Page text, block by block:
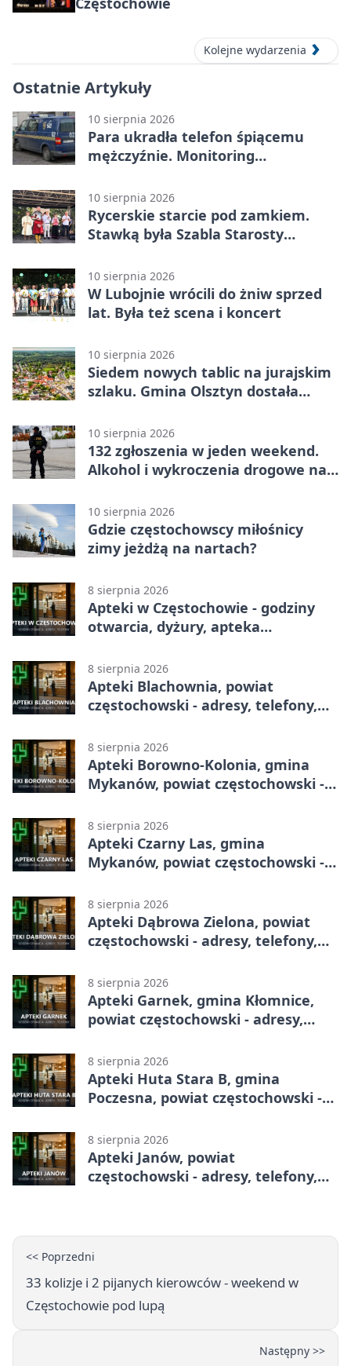
Kolejne wydarzenia
Ostatnie Artykuły
10 sierpnia 2026
Para ukradła telefon śpiącemu
mężczyźnie. Monitoring
10 sierpnia 2026
Rycerskie starcie pod zamkiem.
Stawką była Szabla Starosty
10 sierpnia 2026
W Lubojnie wrócili do żniw sprzed
lat. Była też scena i koncert
10 sierpnia 2026
Siedem nowych tablic na jurajskim
szlaku. Gmina Olsztyn dostała
10 sierpnia 2026
132 zgłoszenia w jeden weekend.
Alkohol i wykroczenia drogowe na
10 sierpnia 2026
Gdzie częstochowscy miłośnicy
zimy jeżdżą na nartach?
8 sierpnia 2026
Apteki w Częstochowie - godziny
otwarcia, dyżury, apteka
8 sierpnia 2026
Apteki Blachownia, powiat
częstochowski - adresy, telefony,
8 sierpnia 2026
Apteki Borowno-Kolonia, gmina
Mykanów, powiat częstochowski -
8 sierpnia 2026
Apteki Czarny Las, gmina
Mykanów, powiat częstochowski -
8 sierpnia 2026
Apteki Dąbrowa Zielona, powiat
częstochowski - adresy, telefony,
8 sierpnia 2026
Apteki Garnek, gmina Kłomnice,
powiat częstochowski - adresy,
8 sierpnia 2026
Apteki Huta Stara B, gmina
Poczesna, powiat częstochowski -
8 sierpnia 2026
Apteki Janów, powiat
częstochowski - adresy, telefony,
<< Poprzedni
33 kolizje i 2 pijanych kierowców - weekend w
Częstochowie pod lupą
Następny >>